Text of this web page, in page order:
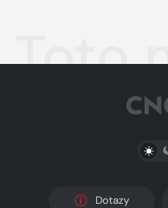
Toto
Dotazy